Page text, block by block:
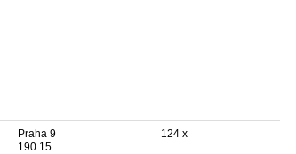
Praha 9
190 15
124 x